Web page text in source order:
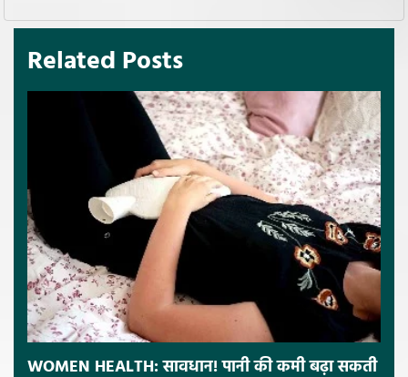
Related Posts
WOMEN HEALTH: सावधान! पानी की कमी बढ़ा सकती